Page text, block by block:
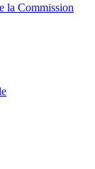
la Commission